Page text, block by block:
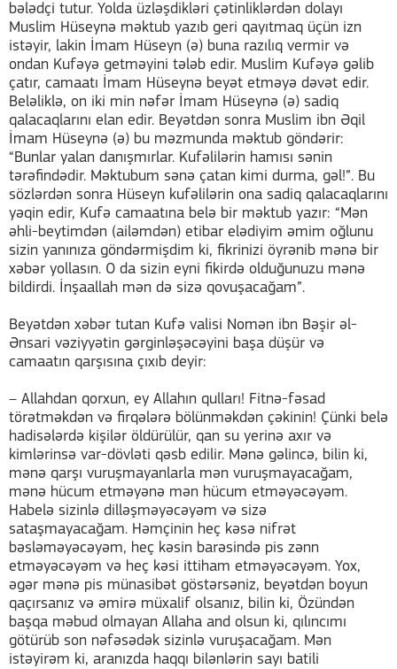
bələdçi tutur. Yolda üzləşdikləri çətinliklərdən dolayı
Muslim Hüseynə məktub yazıb geri qayıtmaq üçün izn
istəyir, lakin İmam Hüseyn (ə) buna razılıq vermir və
ondan Kufəyə getməyini tələb edir. Muslim Kufəyə gəlib
çatır, camaatı İmam Hüseynə beyət etməyə dəvət edir.
Beləliklə, on iki min nəfər İmam Hüseynə (ə) sadiq
qalacaqlarını elan edir. Beyətdən sonra Muslim ibn Əqil
İmam Hüseynə (ə) bu məzmunda məktub göndərir:
“Bunlar yalan danışmırlar. Kufəlilərin hamısı sənin
tərəfindədir. Məktubum sənə çatan kimi durma, gəl!”. Bu
sözlərdən sonra Hüseyn kufəlilərin ona sadiq qalacaqlarını
yəqin edir, Kufə camaatına belə bir məktub yazır: “Mən
əhli-beytimdən (ailəmdən) etibar elədiyim əmim oğlunu
sizin yanınıza göndərmişdim ki, fikrinizi öyrənib mənə bir
xəbər yollasın. O da sizin eyni fikirdə olduğunuzu mənə
bildirdi. İnşaallah mən də sizə qovuşacağam”.
Beyətdən xəbər tutan Kufə valisi Nomən ibn Bəşir əl-
Ənsari vəziyyətin gərginləşəcəyini başa düşür və
camaatın qarşısına çıxıb deyir:
– Allahdan qorxun, ey Allahın qulları! Fitnə-fəsad
törətməkdən və firqələrə bölünməkdən çəkinin! Çünki belə
hadisələrdə kişilər öldürülür, qan su yerinə axır və
kimlərinsə var-dövləti qəsb edilir. Mənə gəlincə, bilin ki,
mənə qarşı vuruşmayanlarla mən vuruşmayacağam,
mənə hücum etməyənə mən hücum etməyəcəyəm.
Habelə sizinlə dilləşməyəcəyəm və sizə
sataşmayacağam. Həmçinin heç kəsə nifrət
bəsləməyəcəyəm, heç kəsin barəsində pis zənn
etməyəcəyəm və heç kəsi ittiham etməyəcəyəm. Yox,
əgər mənə pis münasibət göstərsəniz, beyətdən boyun
qaçırsanız və əmirə müxalif olsanız, bilin ki, Özündən
başqa məbud olmayan Allaha and olsun ki, qılıncımı
götürüb son nəfəsədək sizinlə vuruşacağam. Mən
istəyirəm ki, aranızda haqqı bilənlərin sayı batili